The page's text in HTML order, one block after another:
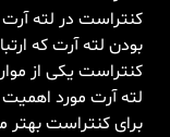
کنتراست در لته
بودن لته آرت که
کنتراست یکی از
لته آرت مورد
برای کنتراست بهتر